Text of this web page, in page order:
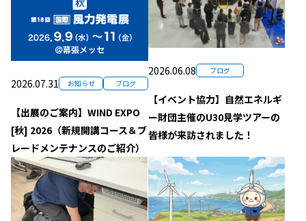
2026.07.31 お知らせ ブログ
【出展のご案内】WIND EXPO
[秋] 2026（新規開講コース＆ブ
レードメンテナンスのご紹介）
2026.06.08 ブログ
【イベント協力】自然エネルギ
ー財団主催のU30見学ツアーの
皆様が来訪されました！